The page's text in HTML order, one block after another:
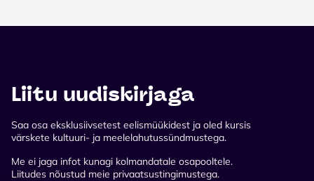
Liitu uudiskirjaga
Saa osa eksklusiivsetest eelismüükidest ja oled kursis
värskete kultuuri- ja meelelahutussündmustega.
Me ei jaga infot kunagi kolmandatale osapooltele.
Liitudes nõustud meie privaatsustingimustega.